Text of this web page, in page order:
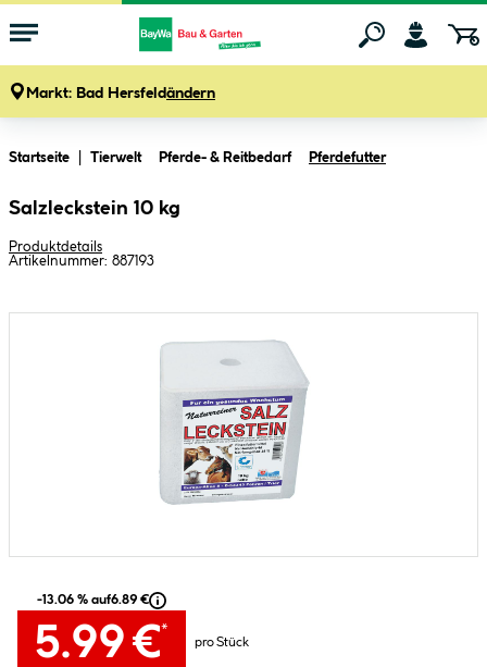
Markt: Bad Hersfeldändern
Startseite Tierwelt Pferde- & Reitbedarf Pferdefutter
Salzleckstein 10 kg
Produktdetails
Artikelnummer: 887193
-13.06 % auf6.89 €
5.99 €*
pro Stück